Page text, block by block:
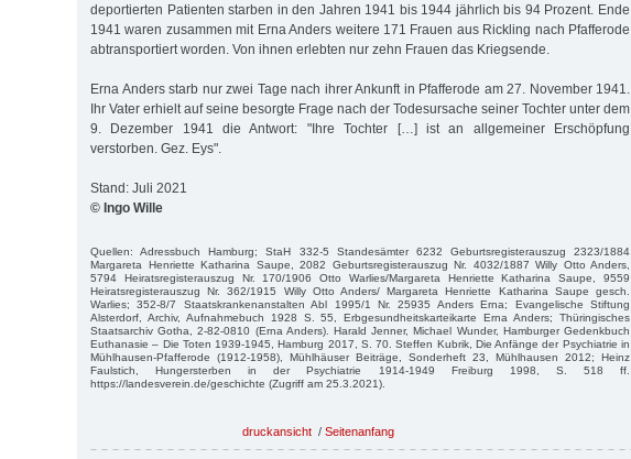
deportierten Patienten starben in den Jahren 1941 bis 1944 jährlich bis 94 Prozent. Ende
1941 waren zusammen mit Erna Anders weitere 171 Frauen aus Rickling nach Pfafferode
abtransportiert worden. Von ihnen erlebten nur zehn Frauen das Kriegsende.
Erna Anders starb nur zwei Tage nach ihrer Ankunft in Pfafferode am 27. November 1941.
Ihr Vater erhielt auf seine besorgte Frage nach der Todesursache seiner Tochter unter dem
9. Dezember 1941 die Antwort: "Ihre Tochter […] ist an allgemeiner Erschöpfung
verstorben. Gez. Eys".
Stand: Juli 2021
© Ingo Wille
Quellen: Adressbuch Hamburg; StaH 332-5 Standesämter 6232 Geburtsregisterauszug 2323/1884
Margareta Henriette Katharina Saupe, 2082 Geburtsregisterauszug Nr. 4032/1887 Willy Otto Anders,
5794 Heiratsregisterauszug Nr. 170/1906 Otto Warlies/Margareta Henriette Katharina Saupe, 9559
Heiratsregisterauszug Nr. 362/1915 Willy Otto Anders/ Margareta Henriette Katharina Saupe gesch.
Warlies; 352-8/7 Staatskrankenanstalten Abl 1995/1 Nr. 25935 Anders Erna; Evangelische Stiftung
Alsterdorf, Archiv, Aufnahmebuch 1928 S. 55, Erbgesundheitskarteikarte Erna Anders; Thüringisches
Staatsarchiv Gotha, 2-82-0810 (Erna Anders). Harald Jenner, Michael Wunder, Hamburger Gedenkbuch
Euthanasie – Die Toten 1939-1945, Hamburg 2017, S. 70. Steffen Kubrik, Die Anfänge der Psychiatrie in
Mühlhausen-Pfafferode (1912-1958), Mühlhäuser Beiträge, Sonderheft 23, Mühlhausen 2012; Heinz
Faulstich, Hungersterben in der Psychiatrie 1914-1949 Freiburg 1998, S. 518 ff.
https://landesverein.de/geschichte (Zugriff am 25.3.2021).
druckansicht / Seitenanfang